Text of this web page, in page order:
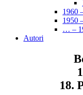
1960
1950
… –
Autori
18.